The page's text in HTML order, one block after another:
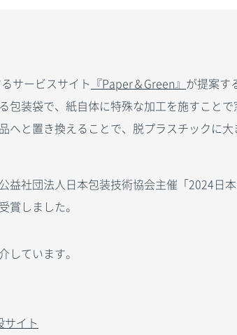
サービスサイト 『Paper＆Green』 が提案す
包装袋で、紙自体に特殊な加工を施すこと
へと置き換えることで、脱プラスチックに大
益社団法人日本包装技術協会主催「2024日
賞しました。
しています。
サイト